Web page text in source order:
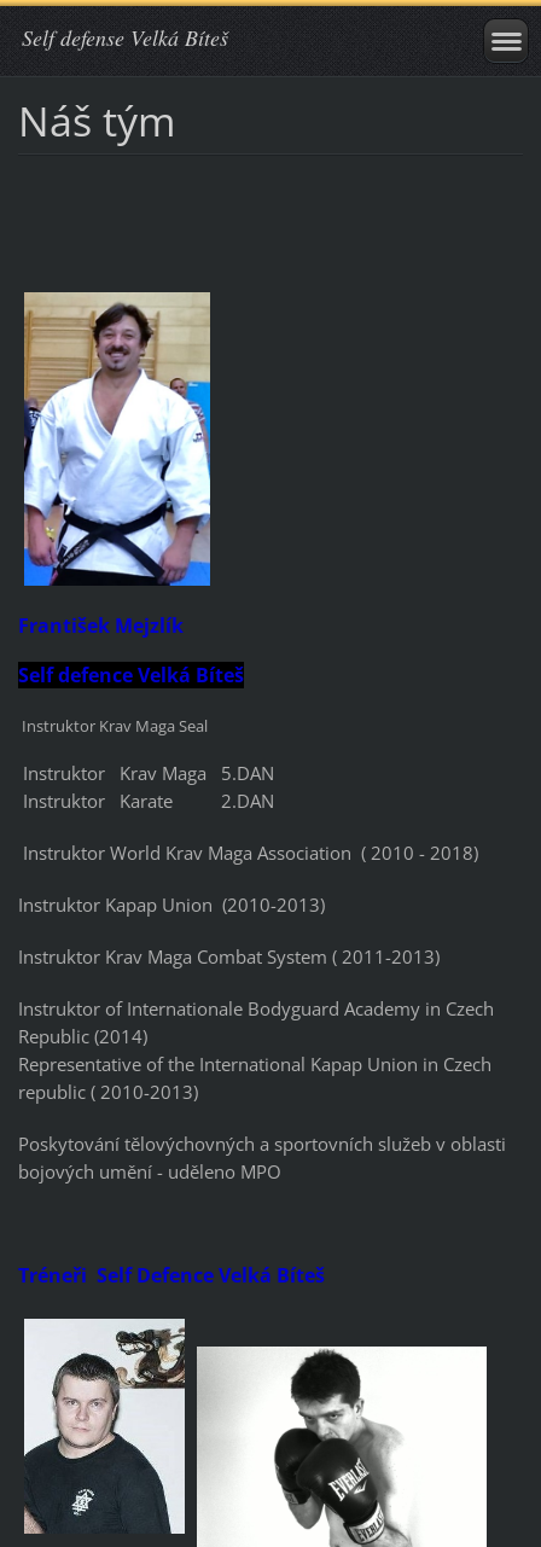
Self defense Velká Bíteš
Náš tým
František Mejzlík
Self defence Velká Bíteš
Instruktor Krav Maga Seal
Instruktor Krav Maga 5.DAN
Instruktor Karate 2.DAN
Instruktor World Krav Maga Association ( 2010 - 2018)
Instruktor Kapap Union (2010-2013)
Instruktor Krav Maga Combat System ( 2011-2013)
Instruktor of Internationale Bodyguard Academy in Czech
Republic (2014)
Representative of the International Kapap Union in Czech
republic ( 2010-2013)
Poskytování tělovýchovných a sportovních služeb v oblasti
bojových umění - uděleno MPO
Tréneři Self Defence Velká Bíteš